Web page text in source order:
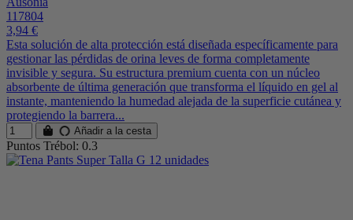
117804
3,94 €
Esta solución de alta protección está diseñada específicamente para
gestionar las pérdidas de orina leves de forma completamente
invisible y segura. Su estructura premium cuenta con un núcleo
absorbente de última generación que transforma el líquido en gel al
instante, manteniendo la humedad alejada de la superficie cutánea y
protegiendo la barrera...
Añadir a la cesta
Puntos Trébol: 0.3